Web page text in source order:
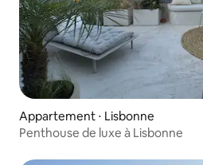
Appartement ⋅ Lisbonne
Penthouse de luxe à Lisbonne